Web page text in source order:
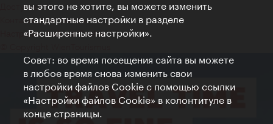
Доступность
Контакты для прессы
Настройки файлов Cookie
вы этого не хотите, вы можете изменить
стандартные настройки в разделе
«Расширенные настройки».
Совет: во время посещения сайта вы можете
в любое время снова изменить свои
настройки файлов Cookie с помощью ссылки
«Настройки файлов Cookie» в колонтитуле в
конце страницы.